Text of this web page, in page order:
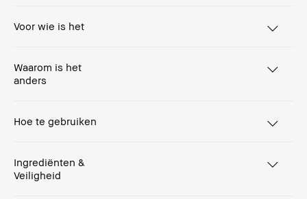
Voor wie is het
Waarom is het
anders
Hoe te gebruiken
Ingrediënten &
Veiligheid